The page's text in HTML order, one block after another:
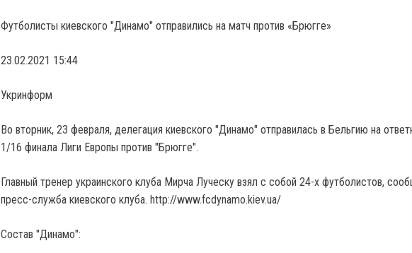
Футболисты киевского "Динамо" отправились на матч против «Брюгге»
23.02.2021 15:44
Укринформ
Во вторник, 23 февраля, делегация киевского "Динамо" отправилась в Бельгию на
1/16 финала Лиги Европы против "Брюгге".
Главный тренер украинского клуба Мирча Луческу взял с собой 24-х футболистов,
пресс-служба киевского клуба. http://www.fcdynamo.kiev.ua/
Состав "Динамо":